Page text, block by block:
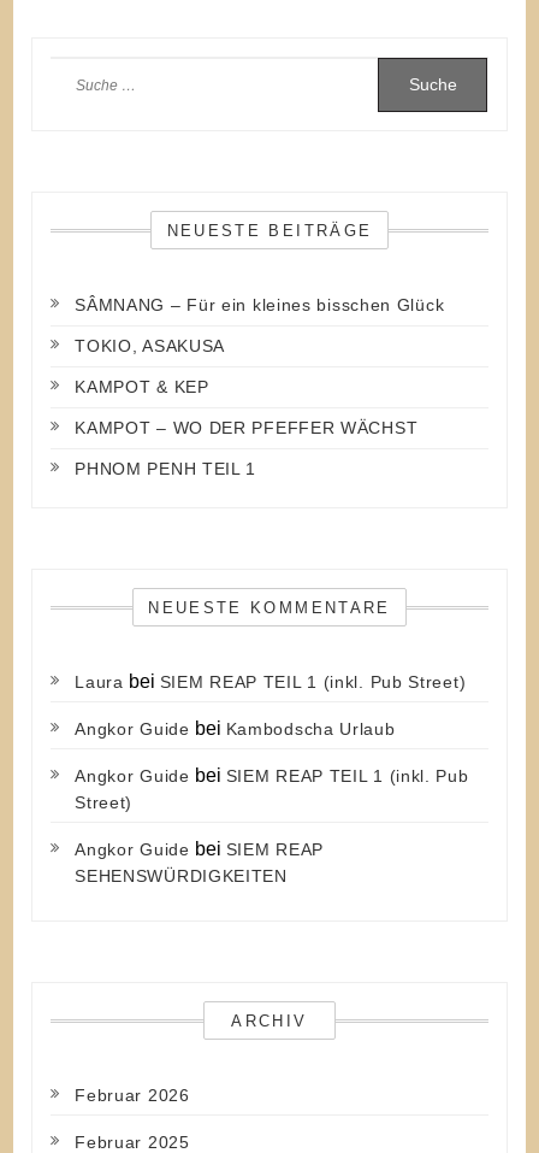
nach:
NEUESTE BEITRÄGE
SÂMNANG – Für ein kleines bisschen Glück
TOKIO, ASAKUSA
KAMPOT & KEP
KAMPOT – WO DER PFEFFER WÄCHST
PHNOM PENH TEIL 1
NEUESTE KOMMENTARE
Laura bei SIEM REAP TEIL 1 (inkl. Pub Street)
Angkor Guide bei Kambodscha Urlaub
Angkor Guide bei SIEM REAP TEIL 1 (inkl. Pub
Street)
Angkor Guide bei SIEM REAP
SEHENSWÜRDIGKEITEN
ARCHIV
Februar 2026
Februar 2025